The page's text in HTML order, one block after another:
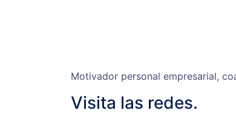
Motivador personal empresarial,
Visita las redes.